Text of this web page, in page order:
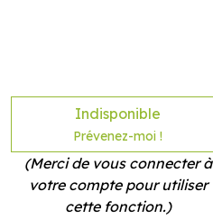
Indisponible
Prévenez-moi !
(Merci de vous connecter à
votre compte pour utiliser
cette fonction.)